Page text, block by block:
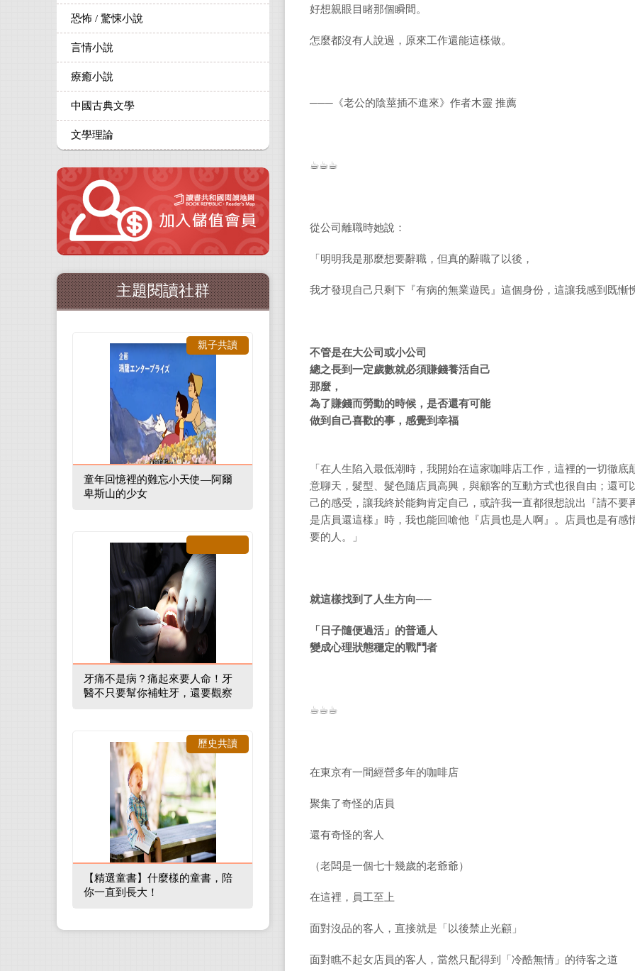
好想親眼目睹那個瞬間。
怎麼都沒有人說過，原來工作還能這樣做。
───《老公的陰莖插不進來》作者木靈 推薦
☕︎☕︎☕︎
從公司離職時她說：
「明明我是那麼想要辭職，但真的辭職了以後，
我才發現自己只剩下『有病的無業遊民』這個身份，這讓我感到既慚
不管是在大公司或小公司
總之長到一定歲數就必須賺錢養活自己
那麼，
為了賺錢而勞動的時候，是否還有可能
做到自己喜歡的事，感覺到幸福
「在人生陷入最低潮時，我開始在這家咖啡店工作，這裡的一切徹
意聊天，髮型、髮色隨店員高興，與顧客的互動方式也很自由；還
己的感受，讓我終於能夠肯定自己，或許我一直都很想說出『請不
是店員還這樣』時，我也能回嗆他『店員也是人啊』。店員也是有
要的人。」
就這樣找到了人生方向──
「日子隨便過活」的普通人
變成心理狀態穩定的戰鬥者
☕︎☕︎☕︎
在東京有一間經營多年的咖啡店
聚集了奇怪的店員
還有奇怪的客人
（老闆是一個七十幾歲的老爺爺）
在這裡，員工至上
面對沒品的客人，直接就是「以後禁止光顧」
面對瞧不起女店員的客人，當然只配得到「冷酷無情」的待客之道
恐怖 / 驚悚小說
言情小說
療癒小說
中國古典文學
文學理論
主題閱讀社群
童年回憶裡的難忘小天使—阿爾
卑斯山的少女
親子共讀
牙痛不是病？痛起來要人命！牙
醫不只要幫你補蛀牙，還要觀察
【精選童書】什麼樣的童書，陪
你一直到長大！
歷史共讀